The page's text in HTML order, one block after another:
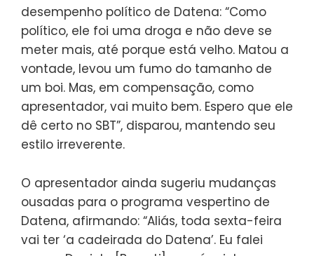
desempenho político de Datena: “Como
político, ele foi uma droga e não deve se
meter mais, até porque está velho. Matou a
vontade, levou um fumo do tamanho de
um boi. Mas, em compensação, como
apresentador, vai muito bem. Espero que ele
dê certo no SBT”, disparou, mantendo seu
estilo irreverente.
O apresentador ainda sugeriu mudanças
ousadas para o programa vespertino de
Datena, afirmando: “Aliás, toda sexta-feira
vai ter ‘a cadeirada do Datena’. Eu falei